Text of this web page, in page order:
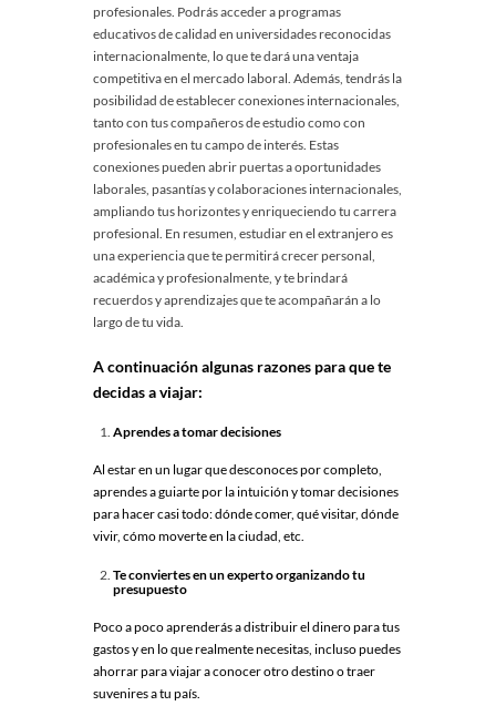
profesionales. Podrás acceder a programas
educativos de calidad en universidades reconocidas
internacionalmente, lo que te dará una ventaja
competitiva en el mercado laboral. Además, tendrás la
posibilidad de establecer conexiones internacionales,
tanto con tus compañeros de estudio como con
profesionales en tu campo de interés. Estas
conexiones pueden abrir puertas a oportunidades
laborales, pasantías y colaboraciones internacionales,
ampliando tus horizontes y enriqueciendo tu carrera
profesional. En resumen, estudiar en el extranjero es
una experiencia que te permitirá crecer personal,
académica y profesionalmente, y te brindará
recuerdos y aprendizajes que te acompañarán a lo
largo de tu vida.
A continuación algunas razones para que te
decidas a viajar:
Aprendes a tomar decisiones
Al estar en un lugar que desconoces por completo,
aprendes a guiarte por la intuición y tomar decisiones
para hacer casi todo: dónde comer, qué visitar, dónde
vivir, cómo moverte en la ciudad, etc.
Te conviertes en un experto organizando tu
presupuesto
Poco a poco aprenderás a distribuir el dinero para tus
gastos y en lo que realmente necesitas, incluso puedes
ahorrar para viajar a conocer otro destino o traer
suvenires a tu país.